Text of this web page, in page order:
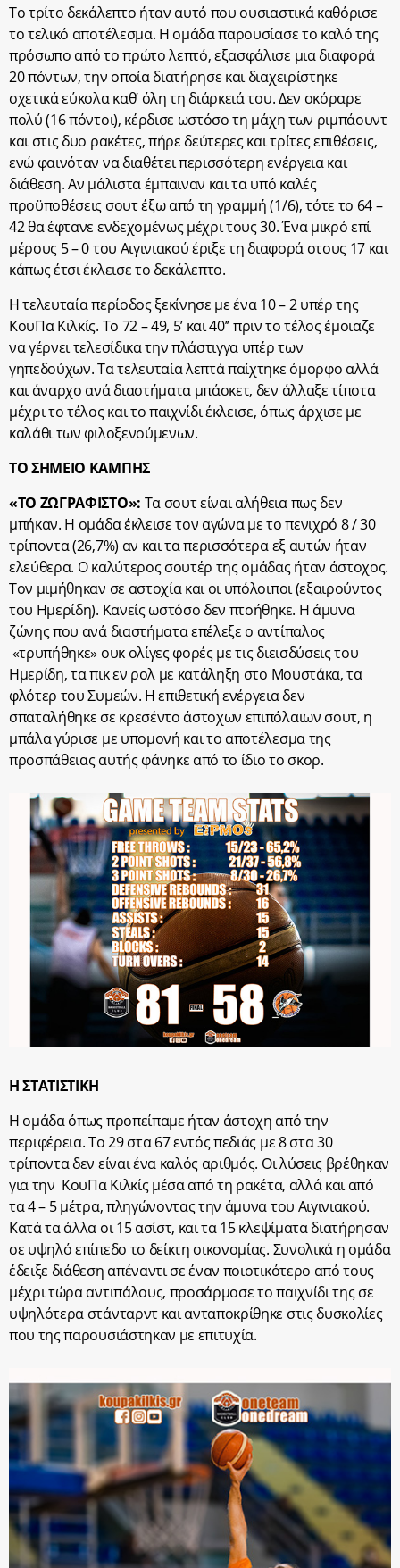
Το τρίτο δεκάλεπτο ήταν αυτό που ουσιαστικά καθόρισε
το τελικό αποτέλεσμα. Η ομάδα παρουσίασε το καλό της
πρόσωπο από το πρώτο λεπτό, εξασφάλισε μια διαφορά
20 πόντων, την οποία διατήρησε και διαχειρίστηκε
σχετικά εύκολα καθ’ όλη τη διάρκειά του. Δεν σκόραρε
πολύ (16 πόντοι), κέρδισε ωστόσο τη μάχη των ριμπάουντ
και στις δυο ρακέτες, πήρε δεύτερες και τρίτες επιθέσεις,
ενώ φαινόταν να διαθέτει περισσότερη ενέργεια και
διάθεση. Αν μάλιστα έμπαιναν και τα υπό καλές
προϋποθέσεις σουτ έξω από τη γραμμή (1/6), τότε το 64 –
42 θα έφτανε ενδεχομένως μέχρι τους 30. Ένα μικρό επί
μέρους 5 – 0 του Αιγινιακού έριξε τη διαφορά στους 17 και
κάπως έτσι έκλεισε το δεκάλεπτο.
Η τελευταία περίοδος ξεκίνησε με ένα 10 – 2 υπέρ της
ΚουΠα Κιλκίς. Το 72 – 49, 5’ και 40’’ πριν το τέλος έμοιαζε
να γέρνει τελεσίδικα την πλάστιγγα υπέρ των
γηπεδούχων. Τα τελευταία λεπτά παίχτηκε όμορφο αλλά
και άναρχο ανά διαστήματα μπάσκετ, δεν άλλαξε τίποτα
μέχρι το τέλος και το παιχνίδι έκλεισε, όπως άρχισε με
καλάθι των φιλοξενούμενων.
ΤΟ ΣΗΜΕΙΟ ΚΑΜΠΗΣ
«ΤΟ ΖΩΓΡΑΦΙΣΤΟ»: Τα σουτ είναι αλήθεια πως δεν
μπήκαν. Η ομάδα έκλεισε τον αγώνα με το πενιχρό 8 / 30
τρίποντα (26,7%) αν και τα περισσότερα εξ αυτών ήταν
ελεύθερα. Ο καλύτερος σουτέρ της ομάδας ήταν άστοχος.
Τον μιμήθηκαν σε αστοχία και οι υπόλοιποι (εξαιρούντος
του Ημερίδη). Κανείς ωστόσο δεν πτοήθηκε. Η άμυνα
ζώνης που ανά διαστήματα επέλεξε ο αντίπαλος
«τρυπήθηκε» ουκ ολίγες φορές με τις διεισδύσεις του
Ημερίδη, τα πικ εν ρολ με κατάληξη στο Μουστάκα, τα
φλότερ του Συμεών. Η επιθετική ενέργεια δεν
σπαταλήθηκε σε κρεσέντο άστοχων επιπόλαιων σουτ, η
μπάλα γύρισε με υπομονή και το αποτέλεσμα της
προσπάθειας αυτής φάνηκε από το ίδιο το σκορ.
Η ΣΤΑΤΙΣΤΙΚΗ
Η ομάδα όπως προπείπαμε ήταν άστοχη από την
περιφέρεια. Το 29 στα 67 εντός πεδιάς με 8 στα 30
τρίποντα δεν είναι ένα καλός αριθμός. Οι λύσεις βρέθηκαν
για την ΚουΠα Κιλκίς μέσα από τη ρακέτα, αλλά και από
τα 4 – 5 μέτρα, πληγώνοντας την άμυνα του Αιγινιακού.
Κατά τα άλλα οι 15 ασίστ, και τα 15 κλεψίματα διατήρησαν
σε υψηλό επίπεδο το δείκτη οικονομίας. Συνολικά η ομάδα
έδειξε διάθεση απέναντι σε έναν ποιοτικότερο από τους
μέχρι τώρα αντιπάλους, προσάρμοσε το παιχνίδι της σε
υψηλότερα στάνταρντ και ανταποκρίθηκε στις δυσκολίες
που της παρουσιάστηκαν με επιτυχία.